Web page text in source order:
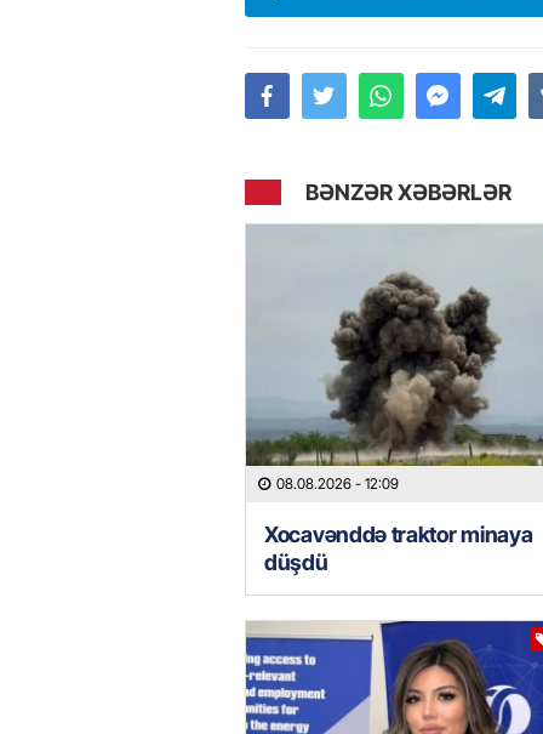
BƏNZƏR XƏBƏRLƏR
08.08.2026 - 12:09
Xocavənddə traktor minaya
düşdü